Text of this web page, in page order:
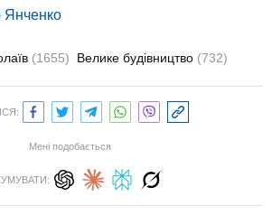
Янченко
(1655) Велике будівництво (732)
Мені подобається